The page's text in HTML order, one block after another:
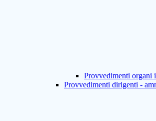
Provvedimenti organi
Provvedimenti dirigenti -